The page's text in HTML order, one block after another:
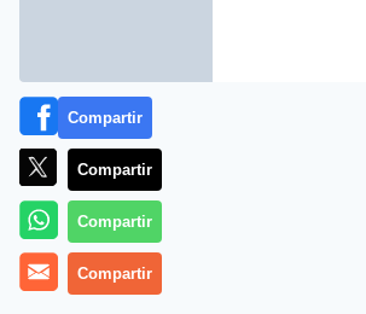
Ver para creer. El, que siempre ha sido
Compartir
Compartir
Compartir
Compartir